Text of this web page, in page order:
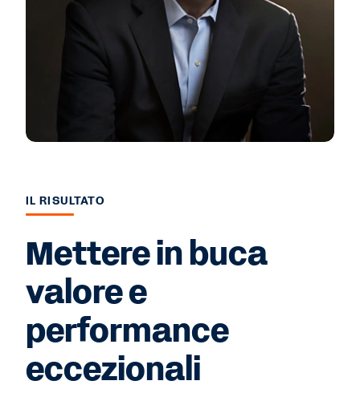
IL RISULTATO
Mettere in buca
valore e
performance
eccezionali